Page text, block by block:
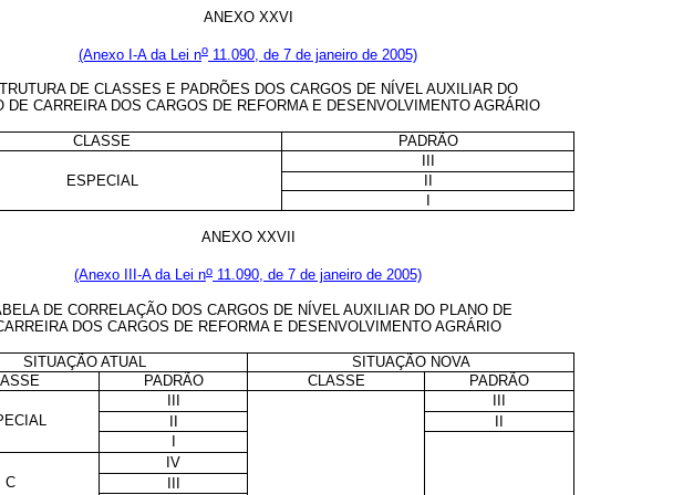
ANEXO XXVI
(Anexo I-A da Lei no 11.090, de 7 de janeiro de 2005)
DE CLASSES E PADRÕES DOS CARGOS DE NÍVEL AUXILIAR DO
DE CARREIRA DOS CARGOS DE REFORMA E DESENVOLVIMENTO AGRÁRIO
CLASSE
PADRÃO
ESPECIAL
ANEXO XXVII
(Anexo III-A da Lei no 11.090, de 7 de janeiro de 2005)
DE CORRELAÇÃO DOS CARGOS DE NÍVEL AUXILIAR DO PLANO DE
DOS CARGOS DE REFORMA E DESENVOLVIMENTO AGRÁRIO
SITUAÇÃO ATUAL
SITUAÇÃO NOVA
PADRÃO CLASSE
PADRÃO
IV
C